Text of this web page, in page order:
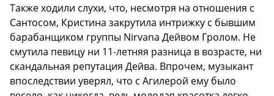
Также ходили слухи, что, несмотря на отношения с
Сантосом, Кристина закрутила интрижку с бывшим
барабанщиком группы Nirvana Дейвом Гролом. Не
смутила певицу ни 11-летняя разница в возрасте, ни
скандальная репутация Дейва. Впрочем, музыкант
впоследствии уверял, что с Агилерой ему было